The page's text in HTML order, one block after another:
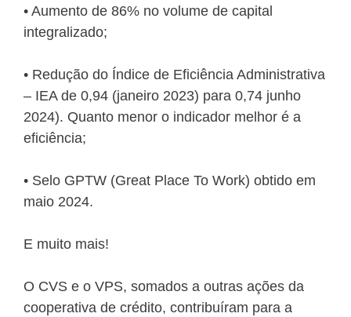
•⁠ ⁠Aumento de 86% no volume de capital
integralizado;
•⁠ ⁠Redução do Índice de Eficiência Administrativa
– IEA de 0,94 (janeiro 2023) para 0,74 junho
2024). Quanto menor o indicador melhor é a
eficiência;
•⁠ ⁠Selo GPTW (Great Place To Work) obtido em
maio 2024.
E muito mais!
O CVS e o VPS, somados a outras ações da
cooperativa de crédito, contribuíram para a